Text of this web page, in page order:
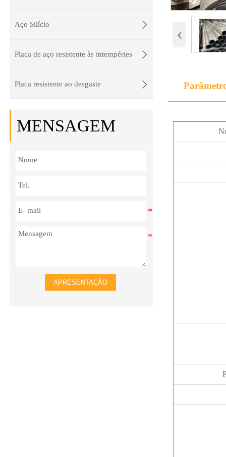
Aço Silício 
Placa de aço resistente às intempéries 
Placa resistente ao desgaste 
MENSAGEM
APRESENTAÇÃO
‹